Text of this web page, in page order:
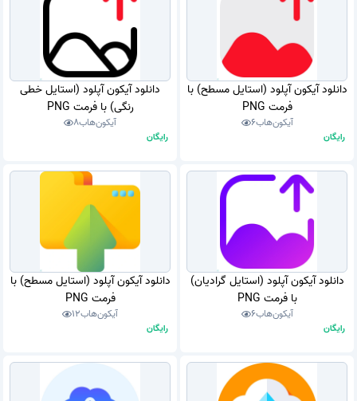
دانلود آیکون آپلود (استایل مسطح) با
فرمت PNG
آیکون‌هاب6
رایگان
دانلود آیکون آپلود (استایل خطی
رنگی) با فرمت PNG
آیکون‌هاب8
رایگان
دانلود آیکون آپلود (استایل گرادیان)
با فرمت PNG
آیکون‌هاب6
رایگان
دانلود آیکون آپلود (استایل مسطح) با
فرمت PNG
آیکون‌هاب12
رایگان